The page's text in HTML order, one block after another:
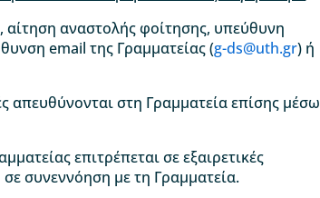
αναστολής φοίτησης, υπεύθυνη
email της Γραμματείας (g-ds@uth.gr) ή
απευθύνονται στη Γραμματεία επίσης μέσω
επιτρέπεται σε εξαιρετικές
συνεννόηση με τη Γραμματεία.